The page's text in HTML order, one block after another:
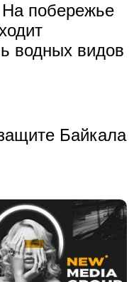
На побережье
водных видов
Байкала